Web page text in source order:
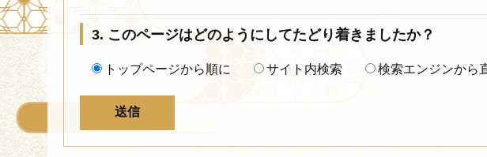
3. このページはどのようにしてたどり着きましたか？
トップページから順に サイト内検索 検索エンジンから